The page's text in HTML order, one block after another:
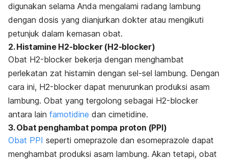
digunakan selama Anda mengalami radang lambung
dengan dosis yang dianjurkan dokter atau mengikuti
petunjuk dalam kemasan obat.
2.Histamine H2-blocker (H2-blocker)
Obat H2-blocker bekerja dengan menghambat
perlekatan zat histamin dengan sel-sel lambung. Dengan
cara ini, H2-blocker dapat menurunkan produksi asam
lambung. Obat yang tergolong sebagai H2-blocker
antara lain famotidine dan cimetidine.
3. Obat penghambat pompa proton (PPI)
Obat PPI seperti omeprazole dan esomeprazole dapat
menghambat produksi asam lambung. Akan tetapi, obat